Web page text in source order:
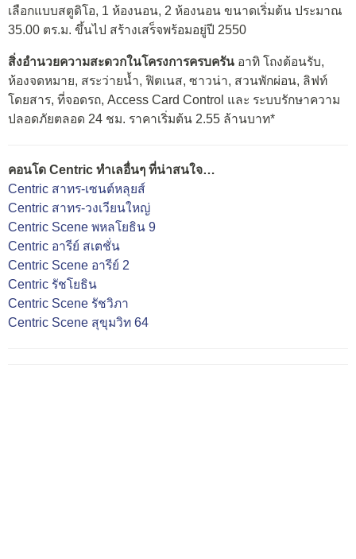
เลือกแบบสตูดิโอ, 1 ห้องนอน, 2 ห้องนอน ขนาดเริ่มต้น ประมาณ
35.00 ตร.ม. ขึ้นไป สร้างเสร็จพร้อมอยู่ปี 2550
สิ่งอำนวยความสะดวกในโครงการครบครัน อาทิ โถงต้อนรับ,
ห้องจดหมาย, สระว่ายน้ำ, ฟิตเนส, ซาวน่า, สวนพักผ่อน, ลิฟท์
โดยสาร, ที่จอดรถ, Access Card Control และ ระบบรักษาความ
ปลอดภัยตลอด 24 ชม. ราคาเริ่มต้น 2.55 ล้านบาท*
คอนโด Centric ทำเลอื่นๆ ที่น่าสนใจ…
Centric สาทร-เซนต์หลุยส์
Centric สาทร-วงเวียนใหญ่
Centric Scene พหลโยธิน 9
Centric อารีย์ สเตชั่น
Centric Scene อารีย์ 2
Centric รัชโยธิน
Centric Scene รัชวิภา
Centric Scene สุขุมวิท 64